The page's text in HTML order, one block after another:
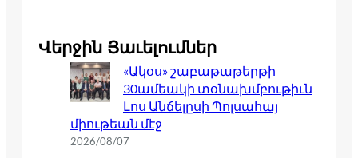
Վերջին Յաւելումներ
«Ակօս» շաբաթաթերթի
30ամեակի տօնախմբութիւն
Լոս Անճելըսի Պոլսահայ
միութեան մէջ
2026/08/07